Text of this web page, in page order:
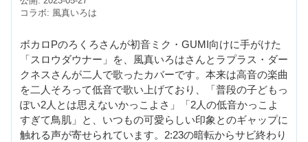
コラボ: 風真いろは
ボカロPのろくろさんが初音ミク・GUMI向けに手がけた
「スロウダウナー」を、風真いろはさんとラプラス・ダー
クネスさんが二人で歌ったカバーです。本来は高音の楽曲
を二人そろって低音で歌い上げており、「普段の子どもっ
ぽい2人とは思えないかっこよさ」「2人の低音かっこよ
すぎて鳥肌」と、いつもの可愛らしい印象とのギャップに
触れる声が寄せられています。2:23の暗転からサビ終わり